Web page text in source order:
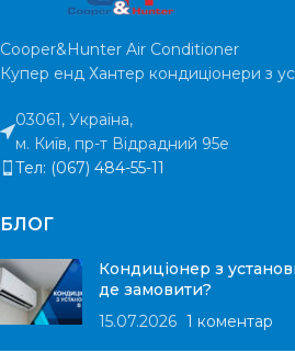
Cooper&Hunter Air Conditioner
Купер енд Хантер кондиціонери з
03061, Україна,
м. Київ, пр-т Відрадний 95е
Тел: (067) 484-55-11
БЛОГ
Кондиціонер з
де замовити?
15.07.2026 1 коментар